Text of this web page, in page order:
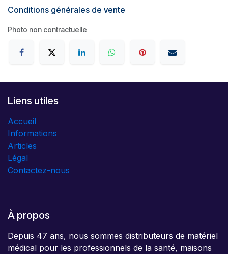
Conditions générales de vente
Photo non contractuelle
Liens utiles
Accueil
Informations
Articles
Légal
Contactez-nous
À propos
Depuis 47 ans, nous sommes distributeurs de matériel
médical pour les professionnels de la santé, maisons